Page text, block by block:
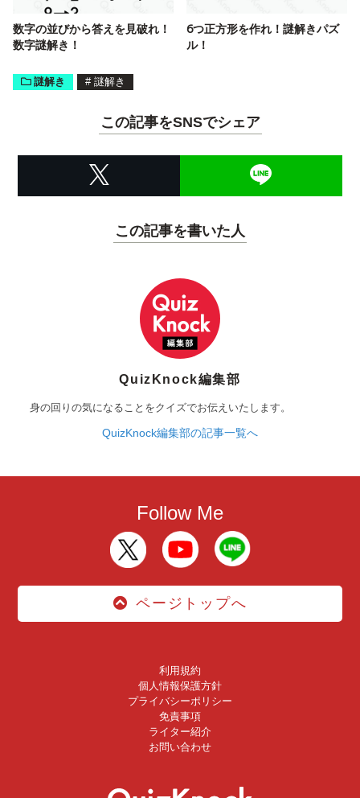
数字の並びから答えを見破れ！
数字謎解き！
6つ正方形を作れ！謎解きパズ
ル！
謎解き # 謎解き
この記事をSNSでシェア
この記事を書いた人
QuizKnock編集部
身の回りの気になることをクイズでお伝えいたします。
QuizKnock編集部の記事一覧へ
Follow Me
ページトップへ
利用規約
個人情報保護方針
プライバシーポリシー
免責事項
ライター紹介
お問い合わせ